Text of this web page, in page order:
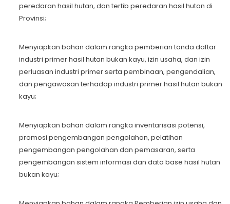
peredaran hasil hutan, dan tertib peredaran hasil hutan di
Provinsi;
Menyiapkan bahan dalam rangka pemberian tanda daftar
industri primer hasil hutan bukan kayu, izin usaha, dan izin
perluasan industri primer serta pembinaan, pengendalian,
dan pengawasan terhadap industri primer hasil hutan bukan
kayu;
Menyiapkan bahan dalam rangka inventarisasi potensi,
promosi pengembangan pengolahan, pelatihan
pengembangan pengolahan dan pemasaran, serta
pengembangan sistem informasi dan data base hasil hutan
bukan kayu;